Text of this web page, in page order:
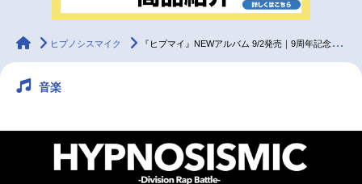
ラジオ みんなの声
配信・Vtuber トレンド
animateTimes
ヒプノシスマイク 『ヒプマイ』NEWアルバム 9/2発売｜9周年記念イベント開催決定
音楽